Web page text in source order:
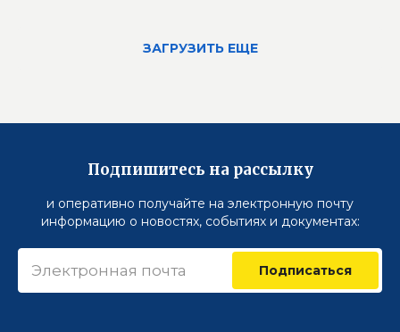
ЗАГРУЗИТЬ ЕЩЕ
Подпишитесь на рассылку
и оперативно получайте на электронную почту
информацию о новостях, событиях и документах:
Подписаться